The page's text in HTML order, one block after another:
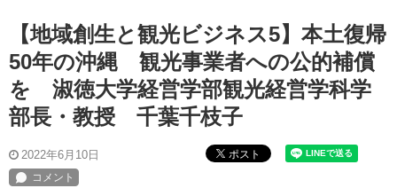
【地域創生と観光ビジネス5】本土復帰
50年の沖縄 観光事業者への公的補償
を 淑徳大学経営学部観光経営学科学
部長・教授 千葉千枝子
2022年6月10日 ポスト